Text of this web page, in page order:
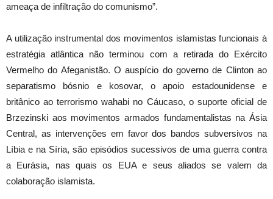
ameaça de infiltração do comunismo”.
A utilização instrumental dos movimentos islamistas funcionais à
estratégia atlântica não terminou com a retirada do Exército
Vermelho do Afeganistão. O auspício do governo de Clinton ao
separatismo bósnio e kosovar, o apoio estadounidense e
britânico ao terrorismo wahabi no Cáucaso, o suporte oficial de
Brzezinski aos movimentos armados fundamentalistas na Ásia
Central, as intervenções em favor dos bandos subversivos na
Líbia e na Síria, são episódios sucessivos de uma guerra contra
a Eurásia, nas quais os EUA e seus aliados se valem da
colaboração islamista.